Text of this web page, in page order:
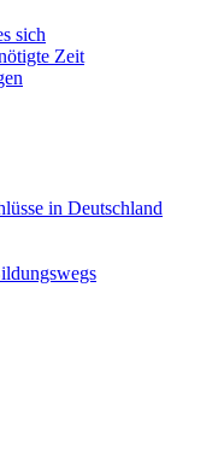
sich
Zeit
in Deutschland